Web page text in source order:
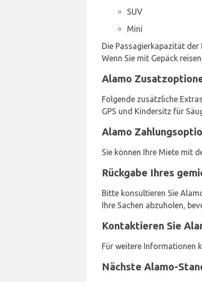
SUV
Mini
Die Passagierkapazität der
Wenn Sie mit Gepäck
Alamo
Folgende zusätzliche
GPS und Kindersitz für
Alamo
Sie können Ihre Miete mit
Rückgabe Ihres
Bitte konsultieren Sie
Ihre Sachen abzuholen,
Kontaktieren Sie
Für weitere Informationen
Nächste Alamo-